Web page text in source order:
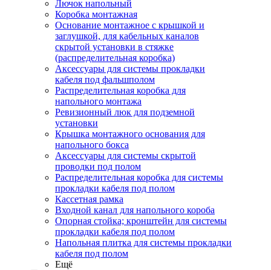
Лючок напольный
Коробка монтажная
Основание монтажное с крышкой и
заглушкой, для кабельных каналов
скрытой установки в стяжке
(распределительная коробка)
Аксессуары для системы прокладки
кабеля под фальшполом
Распределительная коробка для
напольного монтажа
Ревизионный люк для подземной
установки
Крышка монтажного основания для
напольного бокса
Аксессуары для системы скрытой
проводки под полом
Распределительная коробка для системы
прокладки кабеля под полом
Кассетная рамка
Входной канал для напольного короба
Опорная стойка; кронштейн для системы
прокладки кабеля под полом
Напольная плитка для системы прокладки
кабеля под полом
Ещё